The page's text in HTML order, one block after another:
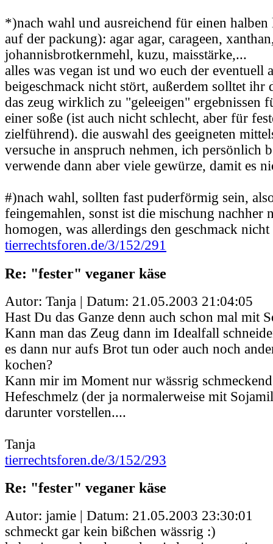
*)nach wahl und ausreichend für einen
auf der packung): agar agar, carageen,
johannisbrotkernmehl, kuzu, maisstärke,...
alles was vegan ist und wo euch der eventuell
beigeschmack nicht stört, außerdem solltet ihr
das zeug wirklich zu "geleeigen" ergebnissen
einer soße (ist auch nicht schlecht, aber für
zielführend). die auswahl des geeigneten
versuche in anspruch nehmen, ich persönlich
verwende dann aber viele gewürze, damit es
#)nach wahl, sollten fast puderförmig sein,
feingemahlen, sonst ist die mischung nachher
homogen, was allerdings den geschmack
tierrechtsforen.de/3/152/291
Re: "fester" veganer käse
Autor: Tanja | Datum: 21.05.2003 21:04:05
Hast Du das Ganze denn auch schon mal mit
Kann man das Zeug dann im Idealfall
es dann nur aufs Brot tun oder auch noch
kochen?
Kann mir im Moment nur wässrig
Hefeschmelz (der ja normalerweise mit
darunter vorstellen....
Tanja
tierrechtsforen.de/3/152/293
Re: "fester" veganer käse
Autor: jamie | Datum: 21.05.2003 23:30:01
schmeckt gar kein bißchen wässrig :)